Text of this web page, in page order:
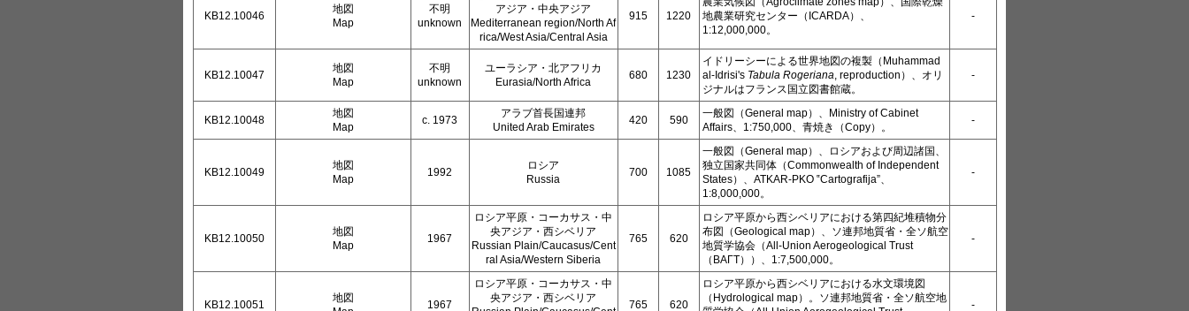
KB12.10046
地図
Map
不明
unknown
アジア・中央アジア
Mediterranean region/North Af
rica/West Asia/Central Asia
915 1220
地農業研究センター（ICARDA）、
1:12,000,000。
-
KB12.10047
地図
Map
不明
unknown
ユーラシア・北アフリカ
Eurasia/North Africa
680 1230
イドリーシーによる世界地図の複製（Muhammad
al-Idrisi's Tabula Rogeriana, reproduction）、オリ
ジナルはフランス国立図書館蔵。
-
KB12.10048
地図
Map
c. 1973
アラブ首長国連邦
United Arab Emirates
420 590
一般図（General map）、Ministry of Cabinet
Affairs、1:750,000、青焼き（Copy）。
-
KB12.10049
地図
Map
1992
ロシア
Russia
700 1085
一般図（General map）、ロシアおよび周辺諸国、
独立国家共同体（Commonwealth of Independent
States）、ATKAR-PKO ‟Cartografija”、
1:8,000,000。
-
KB12.10050
地図
Map
1967
ロシア平原・コーカサス・中
央アジア・西シベリア
Russian Plain/Caucasus/Cent
ral Asia/Western Siberia
765 620
ロシア平原から西シベリアにおける第四紀堆積物分
布図（Geological map）、ソ連邦地質省・全ソ航空
地質学協会（All-Union Aerogeological Trust
（ВАГТ））、1:7,500,000。
-
KB12.10051
地図
1967
ロシア平原・コーカサス・中
央アジア・西シベリア
765 620
ロシア平原から西シベリアにおける水文環境図
（Hydrological map）。ソ連邦地質省・全ソ航空地
-